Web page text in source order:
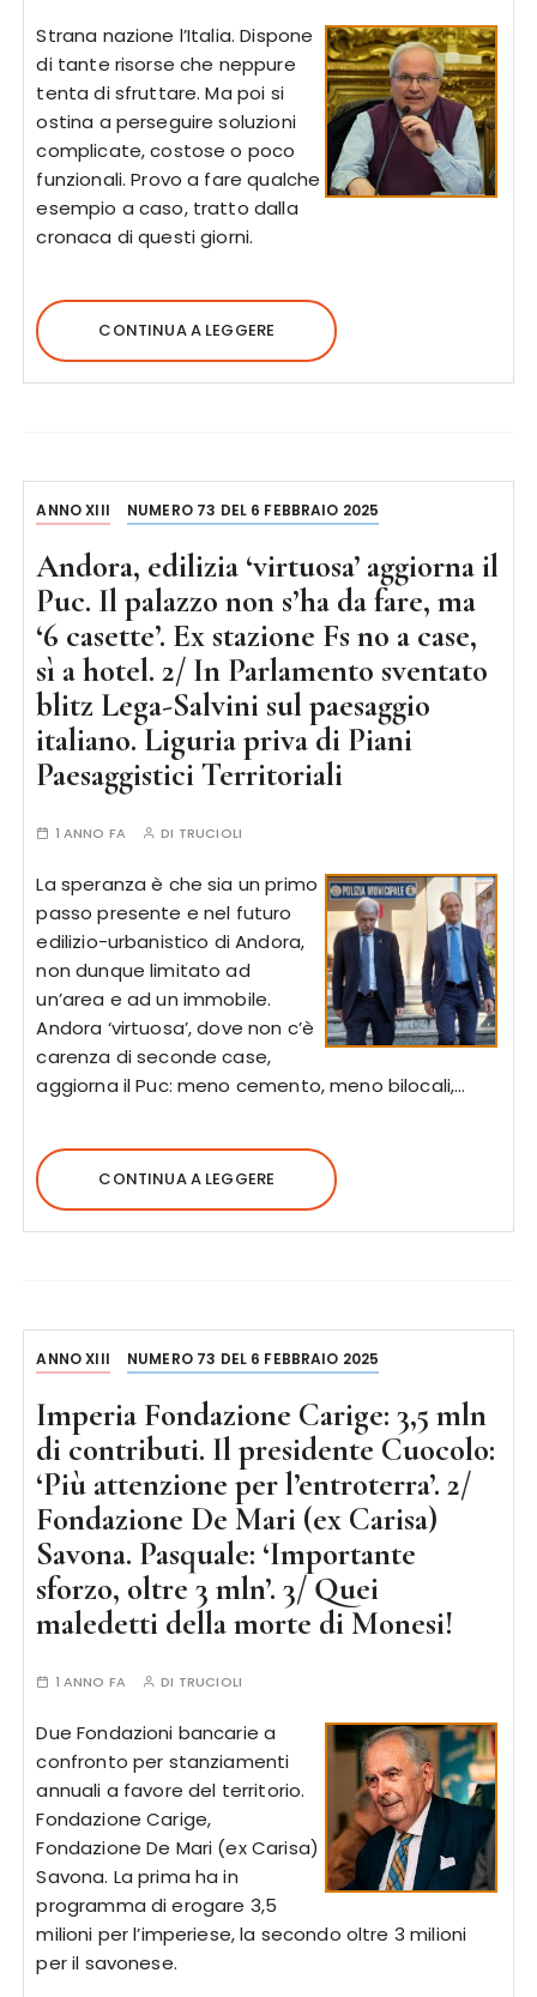
Strana nazione l’Italia. Dispone
di tante risorse che neppure
tenta di sfruttare. Ma poi si
ostina a perseguire soluzioni
complicate, costose o poco
funzionali. Provo a fare qualche
esempio a caso, tratto dalla
cronaca di questi giorni.
CONTINUA A LEGGERE
ANNO XIII NUMERO 73 DEL 6 FEBBRAIO 2025
Andora, edilizia ‘virtuosa’ aggiorna il
Puc. Il palazzo non s’ha da fare, ma
‘6 casette’. Ex stazione Fs no a case,
sì a hotel. 2/ In Parlamento sventato
blitz Lega-Salvini sul paesaggio
italiano. Liguria priva di Piani
Paesaggistici Territoriali
1 ANNO FA DI TRUCIOLI
La speranza è che sia un primo
passo presente e nel futuro
edilizio-urbanistico di Andora,
non dunque limitato ad
un’area e ad un immobile.
Andora ‘virtuosa’, dove non c’è
carenza di seconde case,
aggiorna il Puc: meno cemento, meno bilocali,…
CONTINUA A LEGGERE
ANNO XIII NUMERO 73 DEL 6 FEBBRAIO 2025
Imperia Fondazione Carige: 3,5 mln
di contributi. Il presidente Cuocolo:
‘Più attenzione per l’entroterra’. 2/
Fondazione De Mari (ex Carisa)
Savona. Pasquale: ‘Importante
sforzo, oltre 3 mln’. 3/ Quei
maledetti della morte di Monesi!
1 ANNO FA DI TRUCIOLI
Due Fondazioni bancarie a
confronto per stanziamenti
annuali a favore del territorio.
Fondazione Carige,
Fondazione De Mari (ex Carisa)
Savona. La prima ha in
programma di erogare 3,5
milioni per l’imperiese, la secondo oltre 3 milioni
per il savonese.